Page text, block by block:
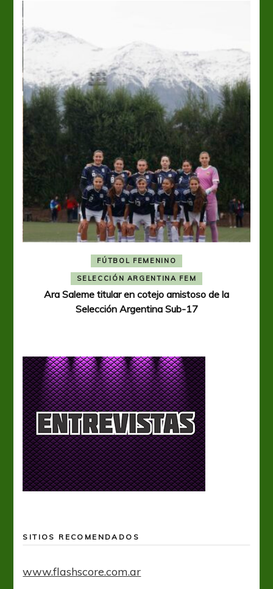
FÚTBOL FEMENINO
SELECCIÓN ARGENTINA FEM
Ara Saleme titular en cotejo amistoso de la
Selección Argentina Sub-17
SITIOS RECOMENDADOS
www.flashscore.com.ar